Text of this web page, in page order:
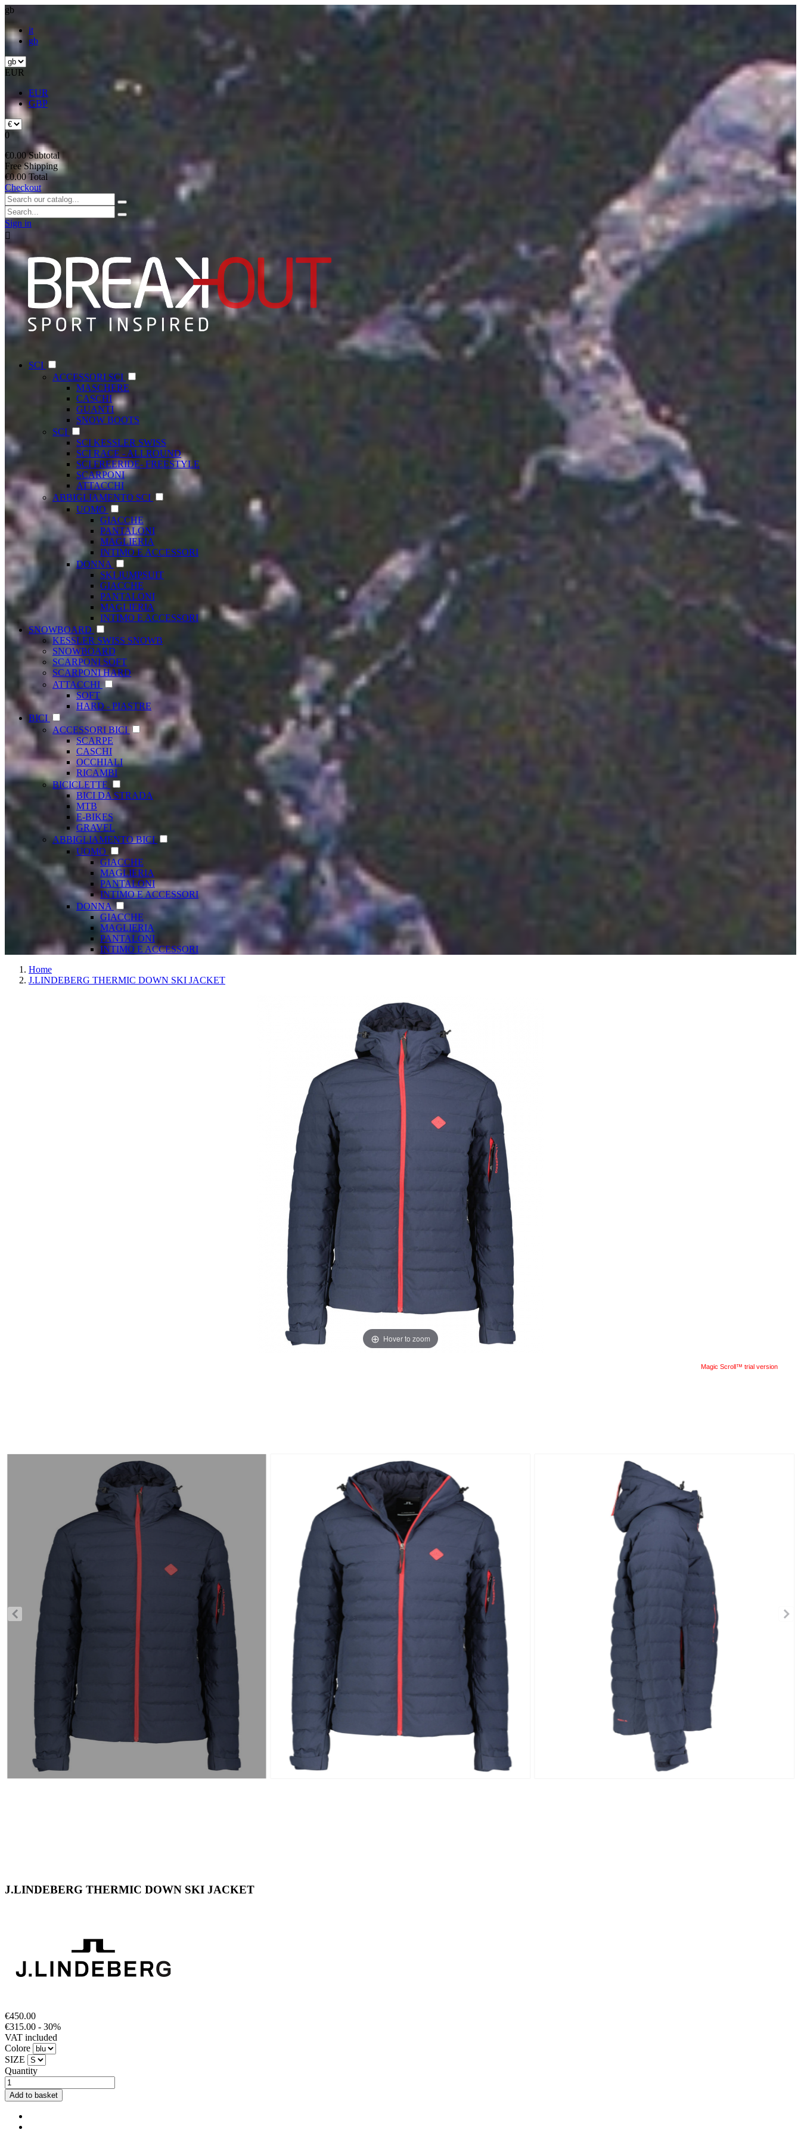
gb
it
gb
EUR
EUR
GBP
0
€0.00 Subtotal
Free Shipping
€0.00 Total
Checkout
Sign in

SCI
ACCESSORI SCI
MASCHERE
CASCHI
GUANTI
SNOW BOOTS
SCI
SCI KESSLER SWISS
SCI RACE - ALLROUND
SCI FREERIDE- FREESTYLE
SCARPONI
ATTACCHI
ABBIGLIAMENTO SCI
UOMO
GIACCHE
PANTALONI
MAGLIERIA
INTIMO E ACCESSORI
DONNA
SKI JUMPSUIT
GIACCHE
PANTALONI
MAGLIERIA
INTIMO E ACCESSORI
SNOWBOARD
KESSLER SWISS SNOWB
SNOWBOARD
SCARPONI SOFT
SCARPONI HARD
ATTACCHI
SOFT
HARD - PIASTRE
BICI
ACCESSORI BICI
SCARPE
CASCHI
OCCHIALI
RICAMBI
BICICLETTE
BICI DA STRADA
MTB
E-BIKES
GRAVEL
ABBIGLIAMENTO BICI
UOMO
GIACCHE
MAGLIERIA
PANTALONI
INTIMO E ACCESSORI
DONNA
GIACCHE
MAGLIERIA
PANTALONI
INTIMO E ACCESSORI
Home
J.LINDEBERG THERMIC DOWN SKI JACKET
Hover to zoom
Magic Scroll™ trial version
J.LINDEBERG THERMIC DOWN SKI JACKET
€450.00
€315.00 - 30%
VAT included
Colore
SIZE
Quantity
Add to basket